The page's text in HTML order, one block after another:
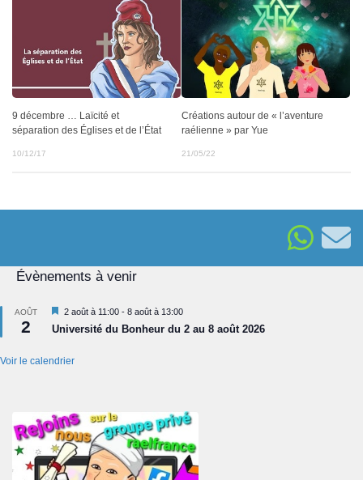
9 décembre … Laïcité et
séparation des Églises et de l’État
10/12/17
Créations autour de « l’aventure
raélienne » par Yue
21/05/22
Évènements à venir
AOÛT
2
Mis
en
avant
2 août à 11:00 - 8 août à 13:00
Université du Bonheur du 2 au 8 août 2026
Voir le calendrier